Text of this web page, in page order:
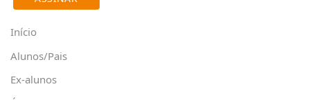
Início
Alunos/Pais
Ex-alunos